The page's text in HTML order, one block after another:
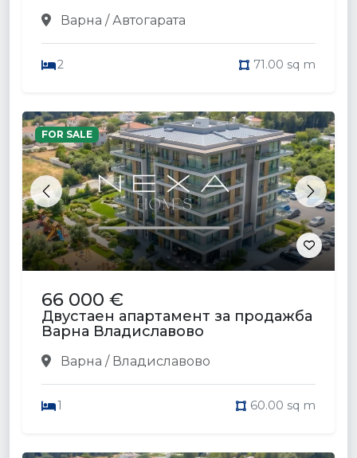
Варна / Автогарата
2 71.00 sq m
Previous Next
FOR SALE
66 000 €
Двустаен апартамент за продажба
Варна Владиславово
Варна / Владиславово
1 60.00 sq m